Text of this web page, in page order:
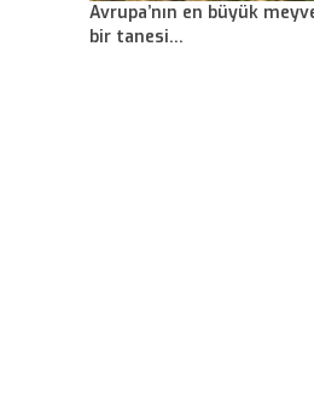
Avrupa’nın en büyük
bir tanesi…